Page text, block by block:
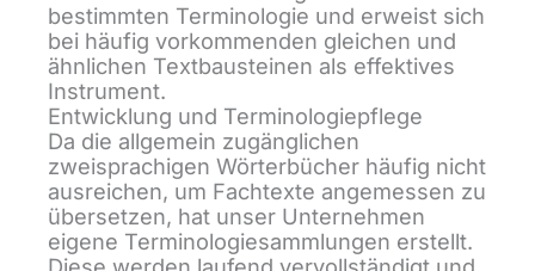
bestimmten Terminologie und erweist sich
bei häufig vorkommenden gleichen und
ähnlichen Textbausteinen als effektives
Instrument.
Entwicklung und Terminologiepflege
Da die allgemein zugänglichen
zweisprachigen Wörterbücher häufig nicht
ausreichen, um Fachtexte angemessen zu
übersetzen, hat unser Unternehmen
eigene Terminologiesammlungen erstellt.